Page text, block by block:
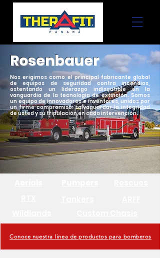
Rosenbauer
Nos erigimos como el principal fabricante global
de equipos de seguridad contra incendios,
ostentando un liderazgo indiscutible en la
vanguardia de la tecnología de extinción. Somos
un equipo de innovadores e inventores, unidos por
un firme compromiso: salvaguardar la integridad
de usted y su tripulación en cada intervención.
Conoce nuestra linea de productos para bomberos